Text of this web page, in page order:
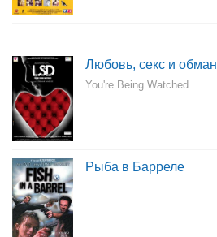
Любовь, секс и обман
You're Being Watched
Рыба в Барреле